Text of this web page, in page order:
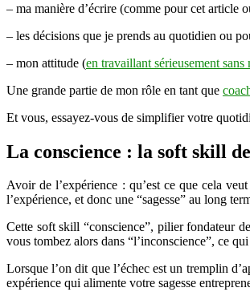
– ma manière d’écrire (comme pour cet article
– les décisions que je prends au quotidien ou
– mon attitude (en travaillant sérieusement sans
Une grande partie de mon rôle en tant que
Et vous, essayez-vous de simplifier votre
La conscience : la soft skill
Avoir de l’expérience : qu’est ce que cela
l’expérience, et donc une “sagesse” au long
Cette soft skill “conscience”, pilier fondateur
vous tombez alors dans “l’inconscience”, ce
Lorsque l’on dit que l’échec est un tremplin
expérience qui alimente votre sagesse